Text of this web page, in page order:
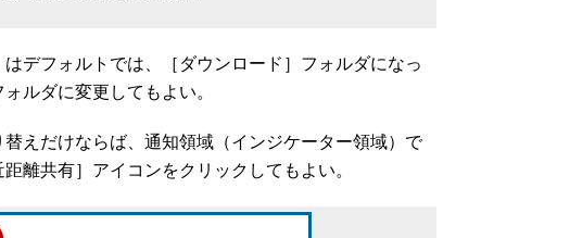
デフォルトでは、［ダウンロード］フォルダになっ
ルダに変更してもよい。
えだけならば、通知領域（インジケーター領域）で
離共有］アイコンをクリックしてもよい。